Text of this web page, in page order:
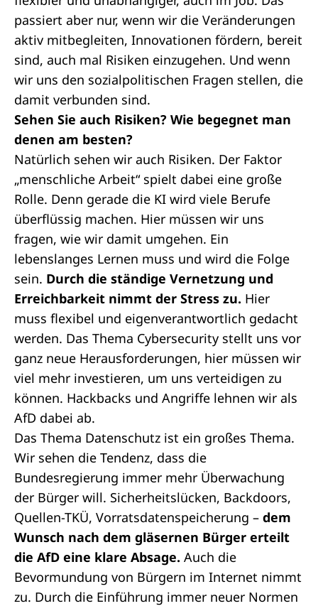
passiert aber nur, wenn wir die Veränderungen
aktiv mitbegleiten, Innovationen fördern, bereit
sind, auch mal Risiken einzugehen. Und wenn
wir uns den sozialpolitischen Fragen stellen, die
damit verbunden sind.
Sehen Sie auch Risiken? Wie begegnet man
denen am besten?
Natürlich sehen wir auch Risiken. Der Faktor
„menschliche Arbeit“ spielt dabei eine große
Rolle. Denn gerade die KI wird viele Berufe
überflüssig machen. Hier müssen wir uns
fragen, wie wir damit umgehen. Ein
lebenslanges Lernen muss und wird die Folge
sein. Durch die ständige Vernetzung und
Erreichbarkeit nimmt der Stress zu. Hier
muss flexibel und eigenverantwortlich gedacht
werden. Das Thema Cybersecurity stellt uns vor
ganz neue Herausforderungen, hier müssen wir
viel mehr investieren, um uns verteidigen zu
können. Hackbacks und Angriffe lehnen wir als
AfD dabei ab.
Das Thema Datenschutz ist ein großes Thema.
Wir sehen die Tendenz, dass die
Bundesregierung immer mehr Überwachung
der Bürger will. Sicherheitslücken, Backdoors,
Quellen-TKÜ, Vorratsdatenspeicherung – dem
Wunsch nach dem gläsernen Bürger erteilt
die AfD eine klare Absage. Auch die
Bevormundung von Bürgern im Internet nimmt
zu. Durch die Einführung immer neuer Normen